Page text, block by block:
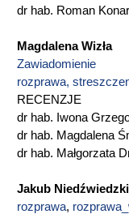
dr hab. Roman
Magdalena Wizła
Zawiadomienie
rozprawa,
RECENZJE
dr hab. Iwona
dr hab. Magdalena
dr hab. Małgorzata
Jakub Niedźwiedzki
rozprawa,